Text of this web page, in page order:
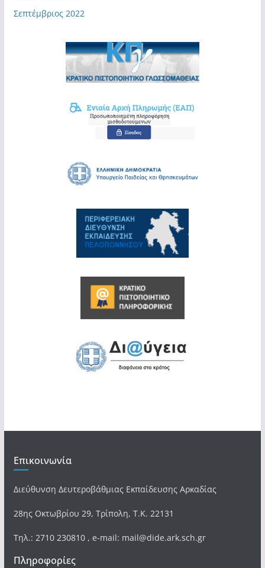
Σεπτέμβριος 2022
Επικοινωνία
Διεύθυνση Δευτεροβάθμιας Εκπαίδευσης Αρκαδίας
28ης Οκτωβρίου 29, Τρίπολη, Τ.Κ. 22131
Τηλ.: 2710 230810 , e-mail: mail@dide.ark.sch.gr
Πληροφορίες